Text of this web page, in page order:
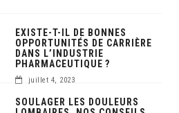
EXISTE-T-IL DE BONNES
OPPORTUNITÉS DE CARRIÈRE
DANS L’INDUSTRIE
PHARMACEUTIQUE ?
juillet 4, 2023
SOULAGER LES DOULEURS